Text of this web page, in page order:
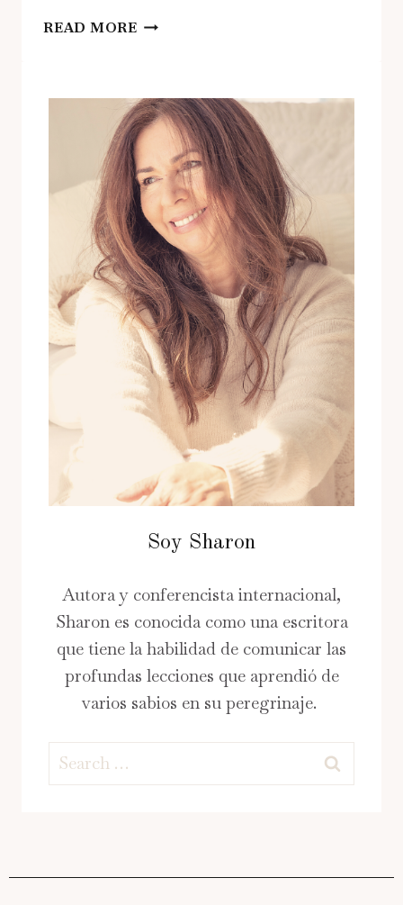
READ MOREJOHN
THE
MEANING
HIS
SONG
IMAGINE.
Soy Sharon
Autora y conferencista internacional,
Sharon es conocida como una escritora
que tiene la habilidad de comunicar las
profundas lecciones que aprendió de
varios sabios en su peregrinaje.
Search
for: